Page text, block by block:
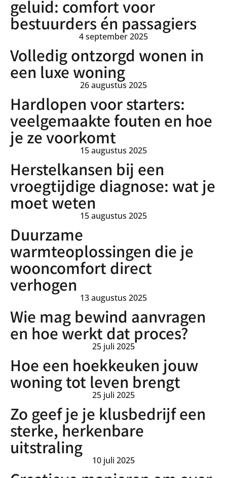
geluid: comfort voor
bestuurders én passagiers
4 september 2025
Volledig ontzorgd wonen in
een luxe woning
26 augustus 2025
Hardlopen voor starters:
veelgemaakte fouten en hoe
je ze voorkomt
15 augustus 2025
Herstelkansen bij een
vroegtijdige diagnose: wat je
moet weten
15 augustus 2025
Duurzame
warmteoplossingen die je
wooncomfort direct
verhogen
13 augustus 2025
Wie mag bewind aanvragen
en hoe werkt dat proces?
25 juli 2025
Hoe een hoekkeuken jouw
woning tot leven brengt
25 juli 2025
Zo geef je je klusbedrijf een
sterke, herkenbare
uitstraling
10 juli 2025